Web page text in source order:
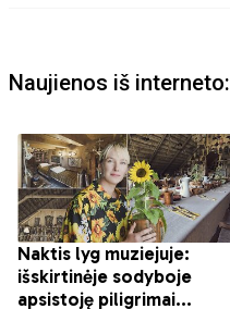
Naujienos iš interneto: